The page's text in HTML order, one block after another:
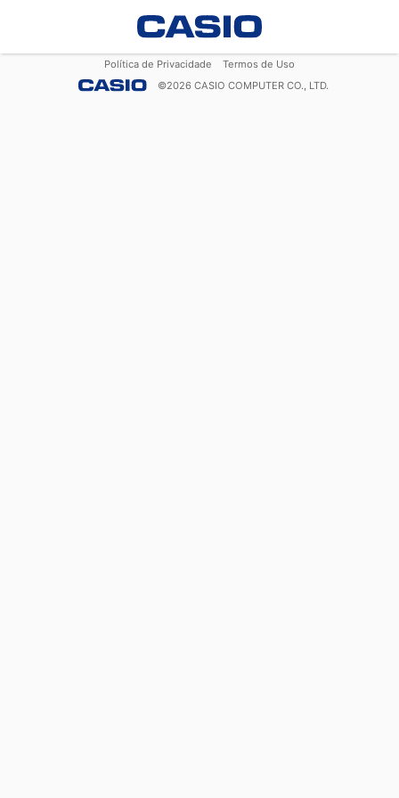
Política de Privacidade
Termos de Uso
©2026 CASIO COMPUTER CO., LTD.